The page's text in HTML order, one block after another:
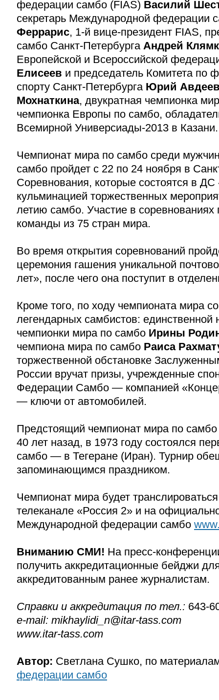
федерации самбо (FIAS) Василий
секретарь Международной федерации
Феррарис, 1-й вице-президент FIAS,
самбо Санкт-Петербурга Андрей
Европейской и Всероссийской
Елисеев и председатель Комитета по
спорту Санкт-Петербурга Юрий
Мохнаткина, двукратная чемпионка
чемпионка Европы по самбо,
Всемирной Универсиады-2013 в Казани.
Чемпионат мира по самбо среди
самбо пройдет c 22 по 24 ноября в
Соревнования, которые состоятся в
кульминацией торжественных
летию самбо. Участие в соревнованиях
команды из 75 стран мира.
Во время открытия соревнований
церемония гашения уникальной
лет», после чего она поступит в
Кроме того, по ходу чемпионата мира
легендарных самбистов: единственной
чемпионки мира по самбо Ирины
чемпиона мира по самбо Раиса
торжественной обстановке
России вручат призы, учрежденные
Федерации Самбо — компанией
— ключи от автомобилей.
Предстоящий чемпионат мира по
40 лет назад, в 1973 году состоялся
самбо — в Тегеране (Иран). Турнир
запоминающимся праздником.
Чемпионат мира будет
телеканале «Россия 2» и на
Международной федерации самбо
Вниманию СМИ! На пресс-
получить аккредитационные бейджи
аккредитованным ранее журналистам.
Справки и аккредитация по тел.: 643-
e-mail: mikhaylidi_n@itar-tass.com
www.itar-tass.com
Автор: Светлана Сушко, по
федерации самбо